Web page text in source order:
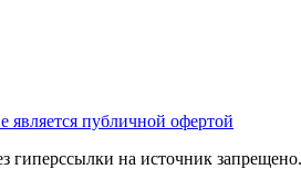
является публичной офертой
гиперссылки на источник запрещено.